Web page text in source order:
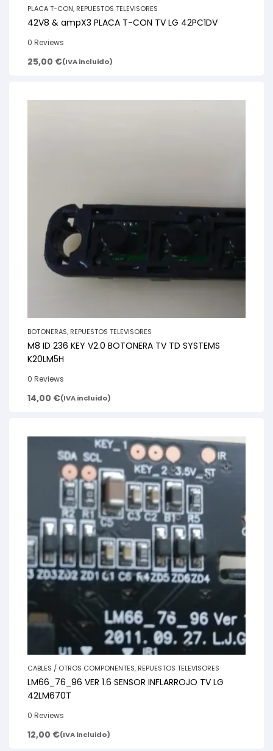
PLACA T-CON, REPUESTOS TELEVISORES
42V8 & ampX3 PLACA T-CON TV LG 42PC1DV
0 Reviews
25,00 €(IVA incluido)
BOTONERAS, REPUESTOS TELEVISORES
M8 ID 236 KEY V2.0 BOTONERA TV TD SYSTEMS
K20LM5H
0 Reviews
14,00 €(IVA incluido)
CABLES / OTROS COMPONENTES, REPUESTOS TELEVISORES
LM66_76_96 VER 1.6 SENSOR INFLARROJO TV LG
42LM670T
0 Reviews
12,00 €(IVA incluido)